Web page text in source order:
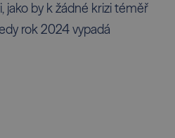
jako by k žádné krizi téměř
rok 2024 vypadá